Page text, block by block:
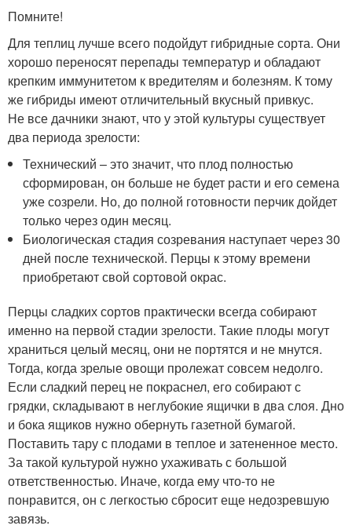
Помните!
Для теплиц лучше всего подойдут гибридные сорта. Они
хорошо переносят перепады температур и обладают
крепким иммунитетом к вредителям и болезням. К тому
же гибриды имеют отличительный вкусный привкус.
Не все дачники знают, что у этой культуры существует
два периода зрелости:
Технический – это значит, что плод полностью
сформирован, он больше не будет расти и его семена
уже созрели. Но, до полной готовности перчик дойдет
только через один месяц.
Биологическая стадия созревания наступает через 30
дней после технической. Перцы к этому времени
приобретают свой сортовой окрас.
Перцы сладких сортов практически всегда собирают
именно на первой стадии зрелости. Такие плоды могут
храниться целый месяц, они не портятся и не мнутся.
Тогда, когда зрелые овощи пролежат совсем недолго.
Если сладкий перец не покраснел, его собирают с
грядки, складывают в неглубокие ящички в два слоя. Дно
и бока ящиков нужно обернуть газетной бумагой.
Поставить тару с плодами в теплое и затененное место.
За такой культурой нужно ухаживать с большой
ответственностью. Иначе, когда ему что-то не
понравится, он с легкостью сбросит еще недозревшую
завязь.